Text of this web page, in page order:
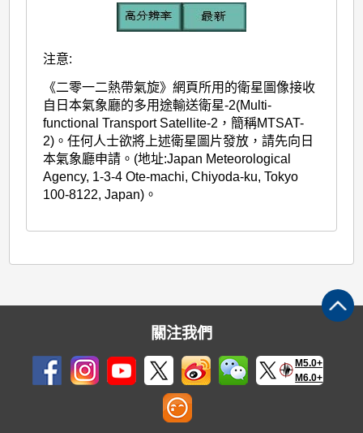
注意:
《二零一二熱帶氣旋》網頁所用的衛星圖像接收
自日本氣象廳的多用途輸送衛星-2(Multi-
functional Transport Satellite-2，簡稱MTSAT-
2)。任何人士欲將上述衛星圖片發放，請先向日
本氣象廳申請。(地址:Japan Meteorological
Agency, 1-3-4 Ote-machi, Chiyoda-ku, Tokyo
100-8122, Japan)。
關注我們
M5.0+
M6.0+